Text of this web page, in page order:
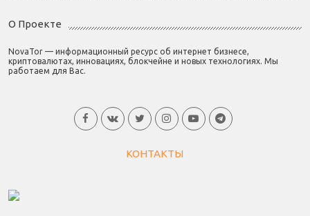
О Проекте
NovaTor — информационный ресурс об интернет бизнесе,
криптовалютах, инновациях, блокчейне и новых технологиях. Мы
работаем для Вас.
КОНТАКТЫ